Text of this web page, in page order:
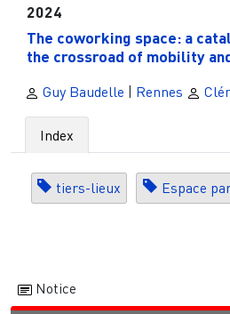
2024
The coworking space: a
the crossroad of mobility
Guy Baudelle Rennes
Index
tiers-lieux Espace
Notice